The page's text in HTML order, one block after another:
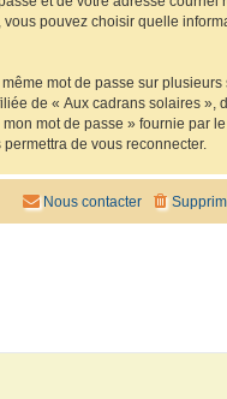
pouvez choisir quelle
mot de passe sur
de « Aux cadrans solaires »,
mot de passe » fournie par
de vous reconnecter.
Nous contacter